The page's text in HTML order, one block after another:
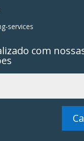
services
com